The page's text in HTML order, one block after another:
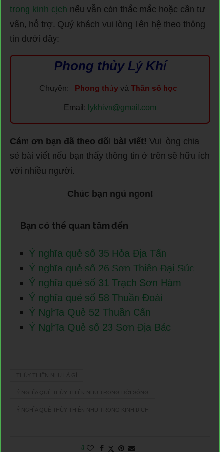
trong kinh dịch nếu vẫn còn thắc mắc hoặc cần tư
vấn, hỗ trợ. Quý khách vui lòng liên hệ theo thông
tin dưới đây:
Phong thủy Lý Khí
Chuyên: Phong thủyvà Thần số học
Email: lykhivn@gmail.com
Cám ơn bạn đã theo dõi bài viết! Vui lòng chia
sẻ bài viết nếu bạn thấy thông tin ở trên sẽ hữu ích
với nhiều người.
Chúc bạn ngủ ngon!
Bạn có thể quan tâm đến
Ý nghĩa quẻ số 35 Hỏa Địa Tấn
Ý nghĩa quẻ số 26 Sơn Thiên Đại Súc
Ý nghĩa quẻ số 31 Trạch Sơn Hàm
Ý nghĩa quẻ số 58 Thuần Đoài
Ý Nghĩa Quẻ 52 Thuần Cấn
Ý Nghĩa Quẻ số 23 Sơn Địa Bác
THỦY THIÊN NHU LÀ GÌ
Ý NGHĨA QUẺ THỦY THIÊN NHU TRONG ĐỜI SỐNG
Ý NGHĨA QUẺ THỦY THIÊN NHU TRONG KINH DỊCH
0